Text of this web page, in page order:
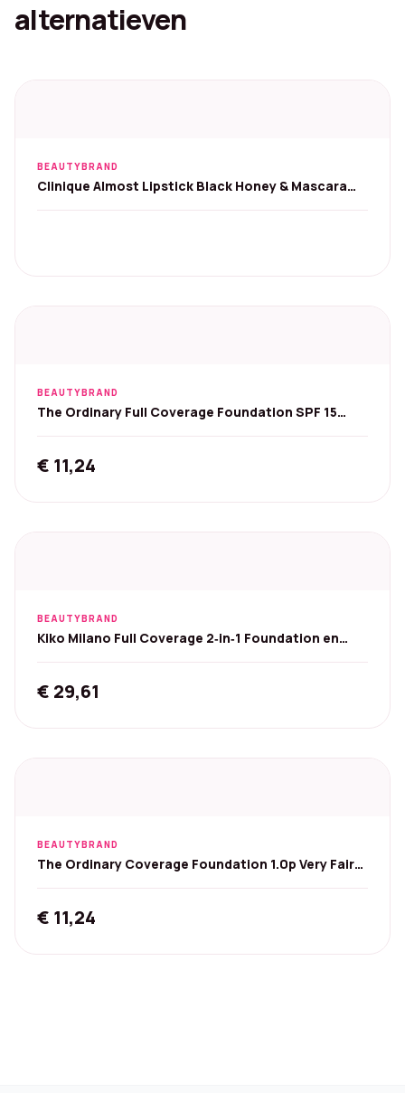
alternatieven
BEAUTYBRAND
Clinique Almost Lipstick Black Honey & Mascara
BEAUTYBRAND
The Ordinary Full Coverage Foundation SPF 15
€ 11,24
BEAUTYBRAND
Kiko Milano Full Coverage 2‑in‑1 Foundation en
€ 29,61
BEAUTYBRAND
The Ordinary Coverage Foundation 1.0p Very Fair
€ 11,24